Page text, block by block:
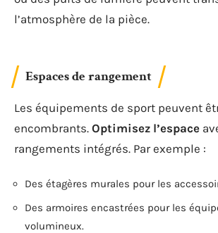
l’atmosphère de la pièce.
Espaces de rangement
Les équipements de sport peuvent
encombrants. Optimisez l’espace
rangements intégrés. Par exemple :
Des étagères murales pour les
Des armoires encastrées pour les
volumineux.